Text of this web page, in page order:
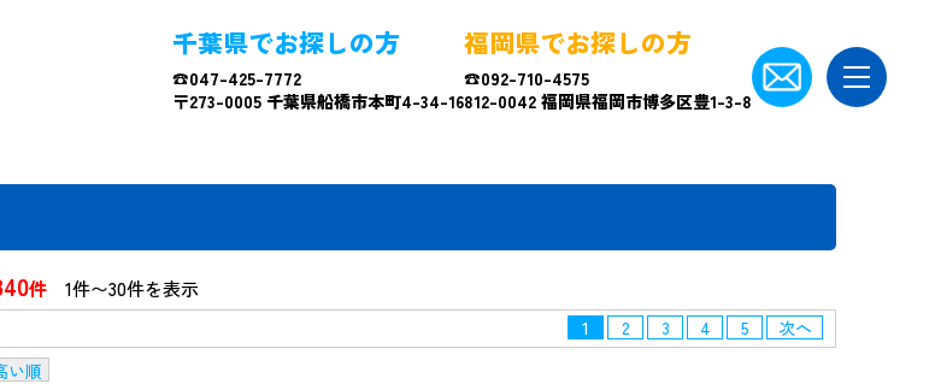
千葉県でお探しの方
☎047-425-7772
〒273-0005 千葉県船橋市本町4-34-16
福岡県でお探しの方
☎092-710-4575
812-0042 福岡県福岡市博多区豊1-3-8
件 1件〜30件を表示
1 2 3 4 5
次へ
い順